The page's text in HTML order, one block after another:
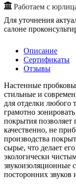
Работаем с
Для уточнения
салоне
Описание
Сертификаты
Отзывы
Настенные
стильные и
для отделки
грамотно
покрытия позволяет
качественно, не
производства
сырье, что делает
экологически
звукоизоляционные
посторонних